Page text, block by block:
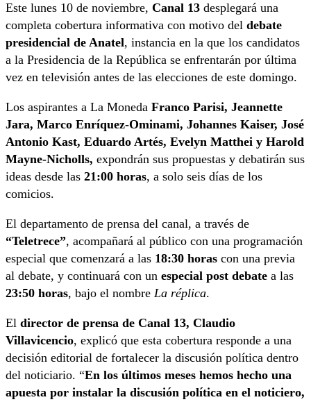
Este lunes 10 de noviembre, Canal 13 desplegará una
completa cobertura informativa con motivo del debate
presidencial de Anatel, instancia en la que los candidatos
a la Presidencia de la República se enfrentarán por última
vez en televisión antes de las elecciones de este domingo.
Los aspirantes a La Moneda Franco Parisi, Jeannette
Jara, Marco Enríquez-Ominami, Johannes Kaiser, José
Antonio Kast, Eduardo Artés, Evelyn Matthei y Harold
Mayne-Nicholls, expondrán sus propuestas y debatirán sus
ideas desde las 21:00 horas, a solo seis días de los
comicios.
El departamento de prensa del canal, a través de
“Teletrece”, acompañará al público con una programación
especial que comenzará a las 18:30 horas con una previa
al debate, y continuará con un especial post debate a las
23:50 horas, bajo el nombre La réplica.
El director de prensa de Canal 13, Claudio
Villavicencio, explicó que esta cobertura responde a una
decisión editorial de fortalecer la discusión política dentro
del noticiario. “En los últimos meses hemos hecho una
apuesta por instalar la discusión política en el noticiero,